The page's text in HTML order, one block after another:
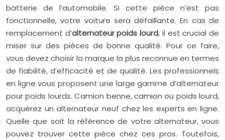
batterie de l’automobile. Si cette pièce n’est pas
fonctionnelle, votre voiture sera défaillante. En cas de
remplacement d’alternateur poids lourd, il est crucial de
miser sur des pièces de bonne qualité. Pour ce faire,
vous devez choisir la marque la plus reconnue en termes
de fiabilité, d’efficacité et de qualité. Les professionnels
en ligne vous proposent une large gamme d’alternateur
pour poids lourds. Camion benne, camion ou poids lourd,
acquérez un alternateur neuf chez les experts en ligne.
Quelle que soit la référence de votre alternateur, vous
pouvez trouver cette pièce chez ces pros. Toutefois,